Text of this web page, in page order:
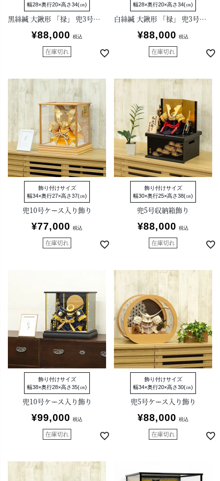
幅28×奥行20×高さ34(㎝)
黒絲縅 大鍬形 「禄」 兜3号アクリルケース付き収納箱飾り
¥88,000 税込
在庫切れ
幅28×奥行20×高さ34(㎝)
白絲縅 大鍬形 「禄」 兜3号アクリルケース付き収納箱飾り
¥88,000 税込
在庫切れ
飾り付けサイズ
幅34×奥行27×高さ37(㎝)
兜10号ケース入り飾り
¥77,000 税込
在庫切れ
飾り付けサイズ
幅30×奥行25×高さ38(㎝)
兜5号収納箱飾り
¥88,000 税込
在庫切れ
飾り付けサイズ
幅38×奥行28×高さ35(㎝)
兜10号ケース入り飾り
¥99,000 税込
在庫切れ
飾り付けサイズ
幅34×奥行20×高さ30(㎝)
兜5号ケース入り飾り
¥88,000 税込
在庫切れ